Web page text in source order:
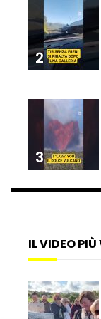
fa,
la
2
3
IL VIDEO